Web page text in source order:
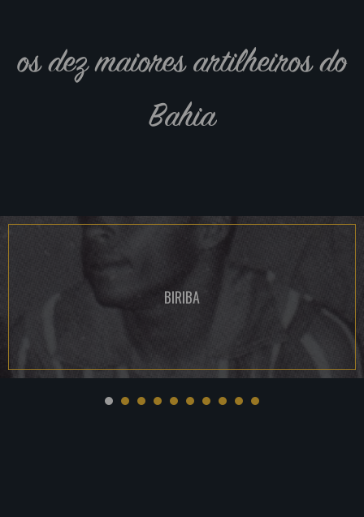
os dez maiores artilheiros do
Bahia
BIRIBA